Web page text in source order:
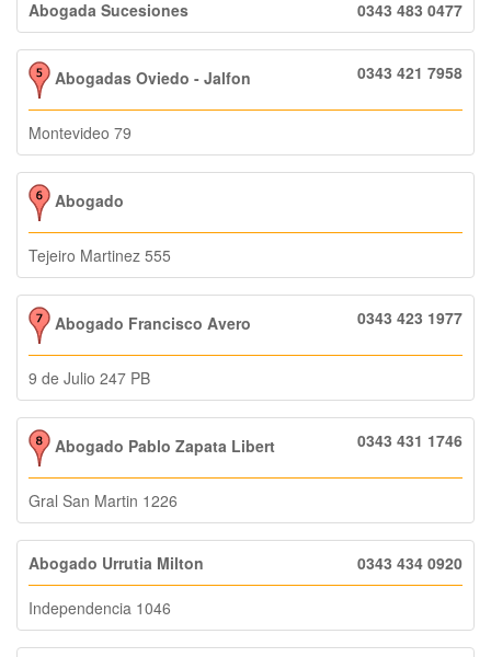
Abogada Sucesiones 0343 483 0477
Abogadas Oviedo - Jalfon 0343 421 7958
Montevideo 79
Abogado
Tejeiro Martinez 555
Abogado Francisco Avero 0343 423 1977
9 de Julio 247 PB
Abogado Pablo Zapata Libert 0343 431 1746
Gral San Martin 1226
Abogado Urrutia Milton 0343 434 0920
Independencia 1046